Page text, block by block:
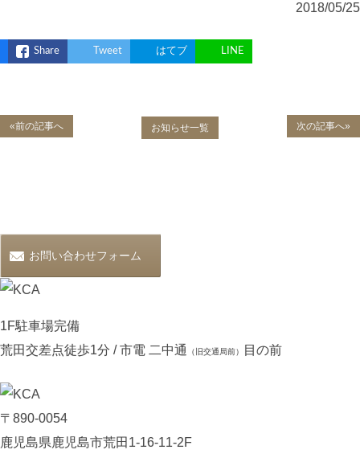
2018/05/25
Share Tweet はてブ LINE
«前の記事へ 次の記事へ»
お知らせ一覧
お問い合わせフォーム
1F駐車場完備
荒田交差点徒歩1分 / 市電 二中通
（旧交通局前） 目の前
〒890-0054
鹿児島県鹿児島市荒田1-16-11-2F